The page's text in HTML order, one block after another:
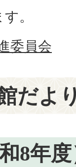
。
委員会
だよ
8年